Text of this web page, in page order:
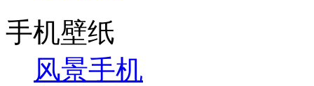
手机壁纸
风景手机